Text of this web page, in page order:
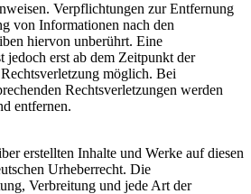
Verpflichtungen zur Entfernung
von Informationen nach den
hiervon unberührt. Eine
jedoch erst ab dem Zeitpunkt der
möglich. Bei
Rechtsverletzungen werden
entfernen.
erstellten Inhalte und Werke auf diesen
Urheberrecht. Die
Verbreitung und jede Art der